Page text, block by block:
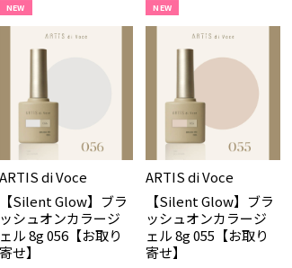
NEW
ARTIS di Voce
【Silent Glow】ブラ
ッシュオンカラージ
ェル 8g 056【お取り
寄せ】
NEW
ARTIS di Voce
【Silent Glow】ブラ
ッシュオンカラージ
ェル 8g 055【お取り
寄せ】